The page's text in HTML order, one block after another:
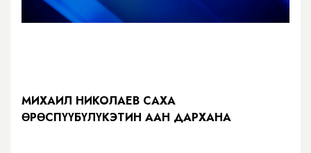
МИХАИЛ НИКОЛАЕВ САХА
ӨРӨСПҮҮБҮЛҮКЭТИН ААН ДАРХАНА